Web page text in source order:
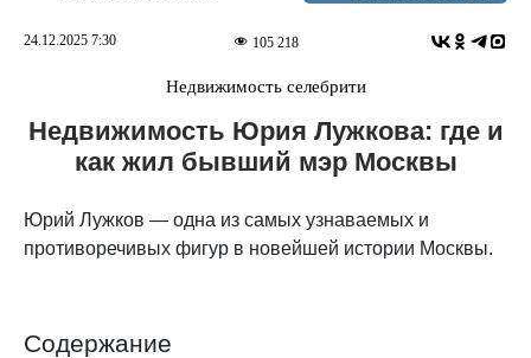
24.12.2025 7:30 105 218
Недвижимость селебрити
Недвижимость Юрия Лужкова: где и
как жил бывший мэр Москвы
Юрий Лужков — одна из самых узнаваемых и
противоречивых фигур в новейшей истории Москвы.
Содержание